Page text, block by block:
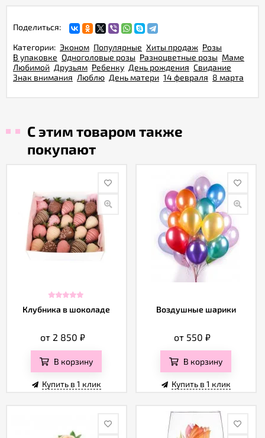
Поделиться:
Категории: Эконом Популярные Хиты продаж Розы
В упаковке Одноголовые розы Разноцветные розы Маме
Любимой Друзьям Ребенку День рождения Свидание
Знак внимания Люблю День матери 14 февраля 8 марта
С этим товаром также
покупают
Клубника в шоколаде
от 2 850₽
В корзину
Купить в 1 клик
Воздушные шарики
от 550₽
В корзину
Купить в 1 клик